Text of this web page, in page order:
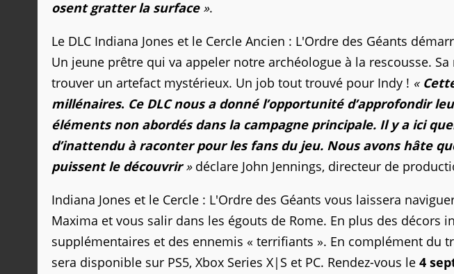
osent gratter la surface».
Le DLC Indiana Jones et le Cercle Ancien : L'Ordre des Géants
Un jeune prêtre qui va appeler notre archéologue à la rescousse.
trouver un artefact mystérieux. Un job tout trouvé pour Indy ! «
millénaires. Ce DLC nous a donné l’opportunité d’approfondir
éléments non abordés dans la campagne principale. Il y a ici
d’inattendu à raconter pour les fans du jeu. Nous avons hâte
puissent le découvrir» déclare John Jennings, directeur de
Indiana Jones et le Cercle : L'Ordre des Géants vous laissera
Maxima et vous salir dans les égouts de Rome. En plus des décors
supplémentaires et des ennemis « terrifiants ». En complément du
sera disponible sur PS5, Xbox Series X|S et PC. Rendez-vous le 4